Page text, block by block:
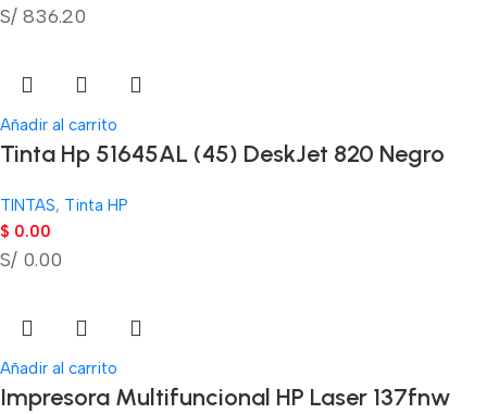
S/ 836.20
Añadir al carrito
Tinta Hp 51645AL (45) DeskJet 820 Negro
TINTAS, Tinta HP
$ 0.00
S/ 0.00
Añadir al carrito
Impresora Multifuncional HP Laser 137fnw